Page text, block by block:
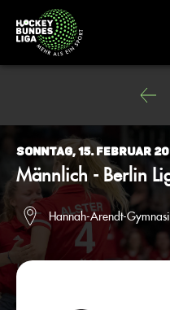
Sonntag, 15. Februar
Männlich - Berlin
Hannah-Arendt-